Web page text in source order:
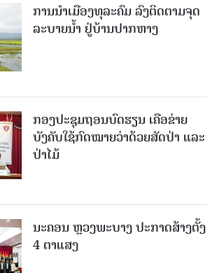
ການນໍາເມືອງທຸລະຄົມ ລົງຕິດຕາມຈຸດ
ລະບາຍນໍ້າ ຢູ່ບ້ານປາກຫາງ
ກອງປະຊຸມຖອນບົດຮຽນ ເຄືອຂ່າຍ
ບັງຄັບໃຊ້ກົດໝາຍວ່າດ້ວຍສັດປ່າ ແລະ
ປ່າໄມ້
ນະຄອນ ຫຼວງພະບາງ ປະ​ກາດ​ສ້າງ​ຕັ້ງ
4 ຕາແສງ